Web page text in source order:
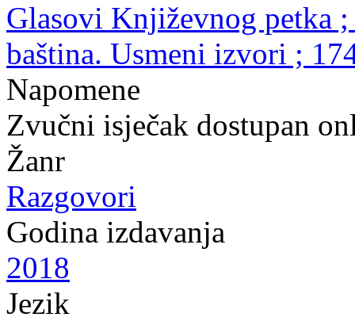
Glasovi Književnog petka
baština. Usmeni izvori ;
Napomene
Zvučni isječak dostupan
Žanr
Razgovori
Godina izdavanja
2018
Jezik